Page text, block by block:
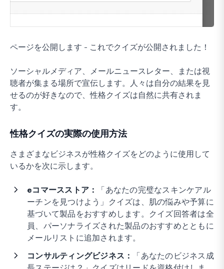
ページを公開します - これでクイズが公開されました！
ソーシャルメディア、メールニュースレター、または視
聴者が集まる場所で宣伝します。人々は自分の結果を見
せるのが好きなので、性格クイズは自然に共有されま
す。
性格クイズの実際の使用方法
さまざまなビジネスが性格クイズをどのように使用して
いるかを次に示します。
eコマースストア：
「あなたの完璧なスキンケアル
ーチンを見つけよう」クイズは、肌の悩みや予算に
基づいて製品をおすすめします。クイズ回答者は全
員、パーソナライズされた製品のおすすめとともに
メールリストに追加されます。
コンサルティングビジネス：
「あなたのビジネス成